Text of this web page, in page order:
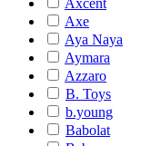
Axcent
Axe
Aya Naya
Aymara
Azzaro
B. Toys
b.young
Babolat